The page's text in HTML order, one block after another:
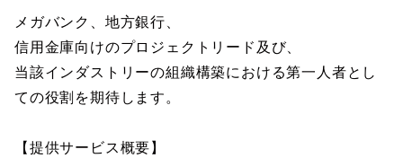
メガバンク、地方銀行、
信用金庫向けのプロジェクトリード及び、
当該インダストリーの組織構築における第一人者とし
ての役割を期待します。
【提供サービス概要】